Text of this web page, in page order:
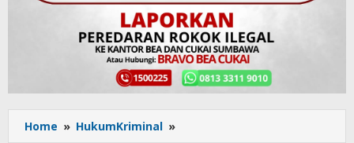
Home » HukumKriminal »